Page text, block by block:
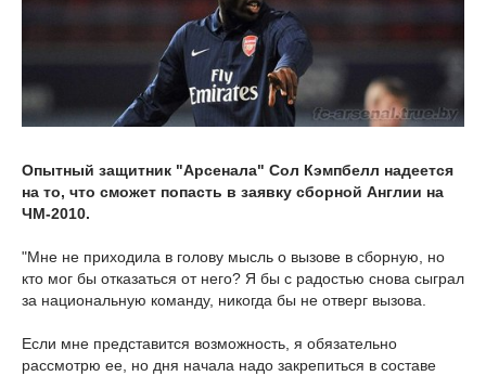
Опытный защитник "Арсенала" Сол Кэмпбелл надеется
на то, что сможет попасть в заявку сборной Англии на
ЧМ-2010.
"Мне не приходила в голову мысль о вызове в сборную, но
кто мог бы отказаться от него? Я бы с радостью снова сыграл
за национальную команду, никогда бы не отверг вызова.
Если мне представится возможность, я обязательно
рассмотрю ее, но дня начала надо закрепиться в составе